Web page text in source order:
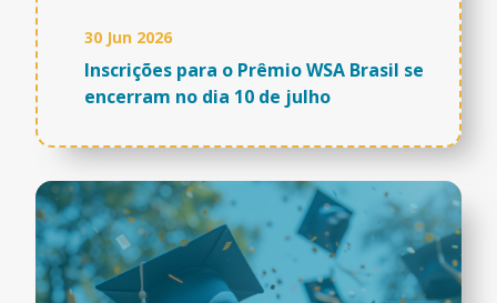
30 Jun 2026
Inscrições para o Prêmio WSA Brasil se
encerram no dia 10 de julho